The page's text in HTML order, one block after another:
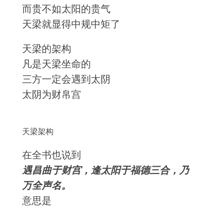
而贵不如太阳的贵气
天梁就显得中规中矩了
天梁的架构
凡是天梁坐命的
三方一定会遇到太阴
太阴为财帛宫
天梁架构
在全书也说到
遇昌曲于财宫，逢太阳于福德三合，乃
万全声名。
意思是